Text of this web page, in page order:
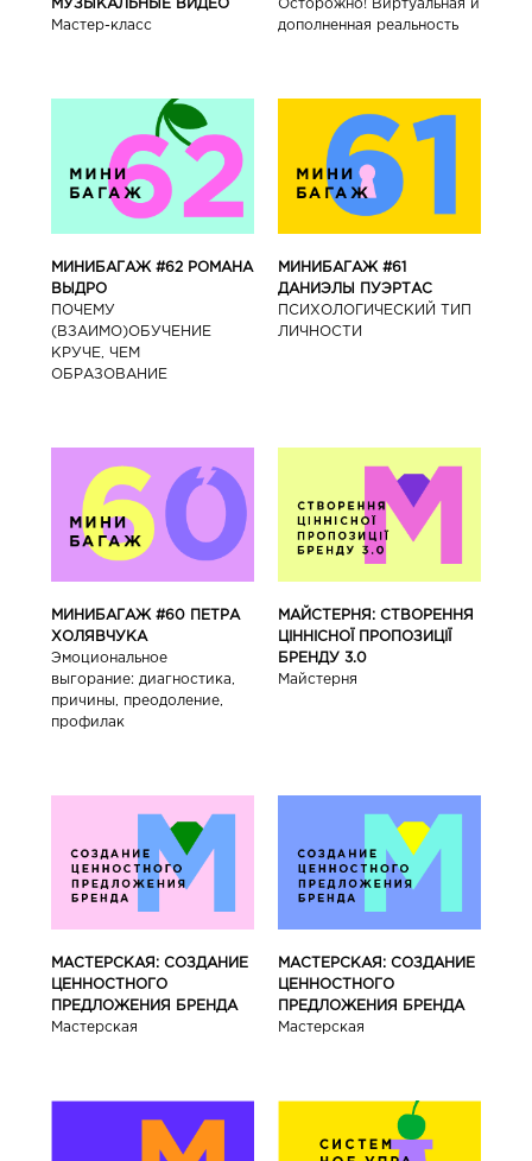
МУЗЫКАЛЬНЫЕ ВИДЕО
Мастер-класс
Осторожно! Виртуальная и
дополненная реальность
МИНИБАГАЖ #62 РОМАНА
ВЫДРО
ПОЧЕМУ
(ВЗАИМО)ОБУЧЕНИЕ
КРУЧЕ, ЧЕМ
ОБРАЗОВАНИЕ
МИНИБАГАЖ #61
ДАНИЭЛЫ ПУЭРТАС
ПСИХОЛОГИЧЕСКИЙ ТИП
ЛИЧНОСТИ
МИНИБАГАЖ #60 ПЕТРА
ХОЛЯВЧУКА
Эмоциональное
выгорание: диагностика,
причины, преодоление,
профилак
МАЙСТЕРНЯ: СТВОРЕННЯ
ЦІННІСНОЇ ПРОПОЗИЦІЇ
БРЕНДУ 3.0
Майстерня
МАСТЕРСКАЯ: СОЗДАНИЕ
ЦЕННОСТНОГО
ПРЕДЛОЖЕНИЯ БРЕНДА
Мастерская
МАСТЕРСКАЯ: СОЗДАНИЕ
ЦЕННОСТНОГО
ПРЕДЛОЖЕНИЯ БРЕНДА
Мастерская